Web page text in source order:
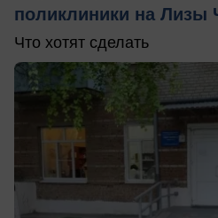
поликлиники на Лизы
Что хотят сделать